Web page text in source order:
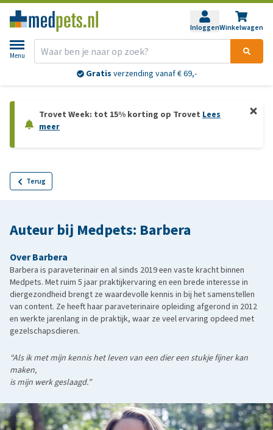
InloggenWinkelwagen
Menu
Gratis verzending vanaf € 69,-
Trovet Week: tot 15% korting op Trovet Lees
meer
Terug
Auteur bij Medpets: Barbera
Over Barbera
Barbera is paraveterinair en al sinds 2019 een vaste kracht binnen
Medpets. Met ruim 5 jaar praktijkervaring en een brede interesse in
diergezondheid brengt ze waardevolle kennis in bij het samenstellen
van content. Ze heeft haar paraveterinaire opleiding afgerond in 2012
en werkte jarenlang in de praktijk, waar ze veel ervaring opdeed met
gezelschapsdieren.
“Als ik met mijn kennis het leven van een dier een stukje fijner kan
maken,
is mijn werk geslaagd.”